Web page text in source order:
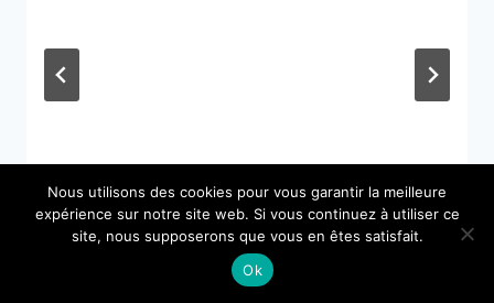
de renonciation à la protection du
patrimoine personnel ?
Nous utilisons des cookies pour vous garantir la meilleure
expérience sur notre site web. Si vous continuez à utiliser ce
site, nous supposerons que vous en êtes satisfait.
Ok